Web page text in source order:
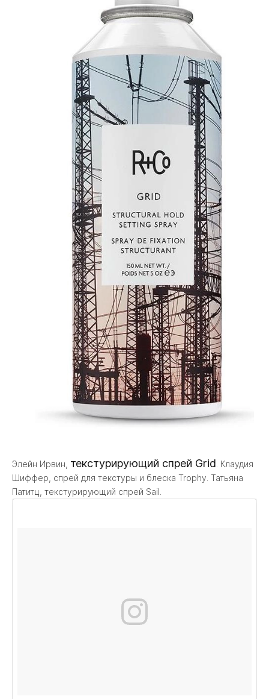
Элейн Ирвин, текстурирующий спрей Grid . Клаудия
Шиффер, спрей для текстуры и блеска Trophy. Татьяна
Патитц, текстурирующий спрей Sail.